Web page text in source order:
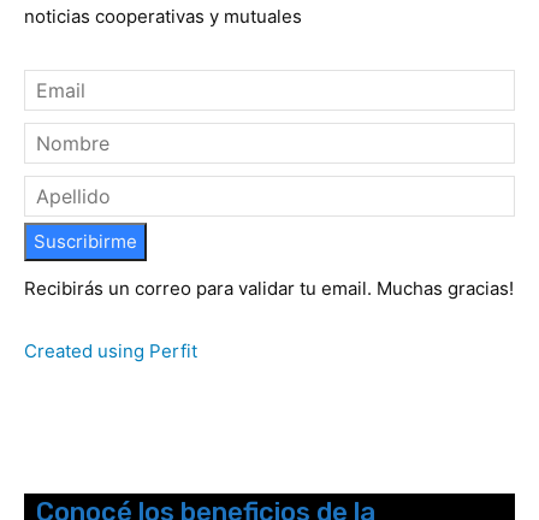
noticias cooperativas y mutuales
Suscribirme
Recibirás un correo para validar tu email. Muchas gracias!
Created using Perfit
Conocé los beneficios de la